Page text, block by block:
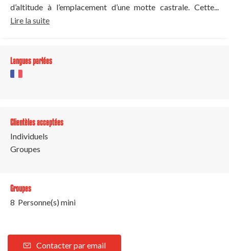
d’altitude à l’emplacement d’une motte castrale. Cette...
Lire la suite
Langues parlées
Clientèles acceptées
Individuels
Groupes
Groupes
8 Personne(s) mini
Contacter par email